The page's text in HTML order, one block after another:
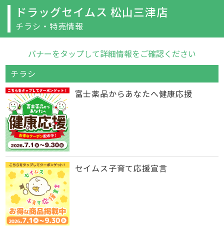
ドラッグセイムス 松山三津店
チラシ・特売情報
バナーをタップして詳細情報をご確認ください
チラシ
富士薬品からあなたへ健康応援
セイムス子育て応援宣言